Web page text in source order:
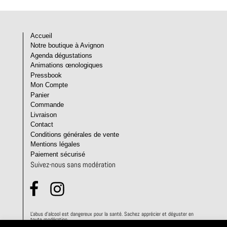
Accueil
Notre boutique à Avignon
Agenda dégustations
Animations œnologiques
Pressbook
Mon Compte
Panier
Commande
Livraison
Contact
Conditions générales de vente
Mentions légales
Paiement sécurisé
Suivez-nous sans modération
L'abus d'alcool est dangereux pour la santé. Sachez apprécier et déguster en
toute modération.